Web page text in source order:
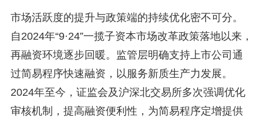
市场活跃度的提升与政策端的持续优化密不可分。
自2024年“9·24”一揽子资本市场改革政策落地以来，
再融资环境逐步回暖。监管层明确支持上市公司通
过简易程序快速融资，以服务新质生产力发展。
2024年至今，证监会及沪深北交易所多次强调优化
审核机制，提高融资便利性，为简易程序定增提供